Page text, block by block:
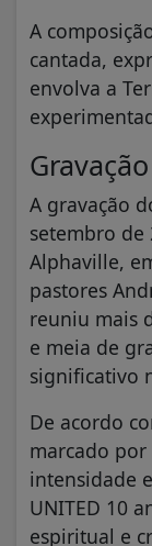
A
cantada,
envolva a
A gravação
setembro de
Alphaville,
pastores
reuniu mais
e meia de
significativo
De acordo
marcado
intensidade
UNITED 10
espiritual e